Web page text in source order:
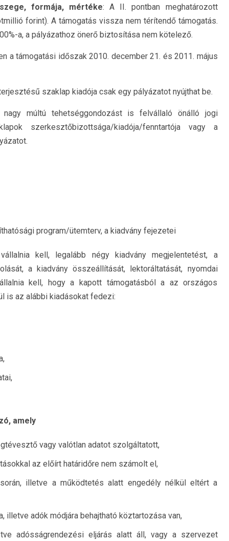
formája, mértéke: A II. pontban meghatározott
forint). A támogatás vissza nem térítendő támogatás.
a, a pályázathoz önerő biztosítása nem kötelező.
a támogatási időszak 2010. december 21. és 2011. május
szaklap kiadója csak egy pályázatot nyújthat be.
múltú tehetséggondozást is felvállaló önálló jogi
szerkesztőbizottsága/kiadója/fenntartója vagy a
program/ütemterv, a kiadvány fejezetei
kell, legalább négy kiadvány megjelentetést, a
a kiadvány összeállítását, lektoráltatását, nyomdai
kell, hogy a kapott támogatásból a az országos
is az alábbi kiadásokat fedezi:
amely
vagy valótlan adatot szolgáltatott,
az előírt határidőre nem számolt el,
illetve a működtetés alatt engedély nélkül eltért a
illetve adók módjára behajtható köztartozása van,
adósságrendezési eljárás alatt áll, vagy a szervezet